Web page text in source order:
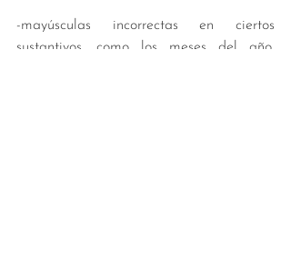
-mayúsculas incorrectas en ciertos
sustantivos, como los meses del año.